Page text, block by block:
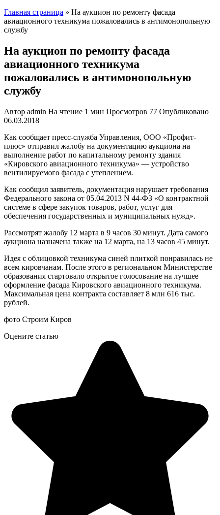
Главная страница » На аукцион по ремонту фасада
авиационного техникума пожаловались в антимонопольную
службу
На аукцион по ремонту фасада
авиационного техникума
пожаловались в антимонопольную
службу
Автор admin На чтение 1 мин Просмотров 77 Опубликовано
06.03.2018
Как сообщает пресс-служба Управления, ООО «Профит-
плюс» отправил жалобу на документацию аукциона на
выполнение работ по капитальному ремонту здания
«Кировского авиационного техникума» — устройство
вентилируемого фасада с утеплением.
Как сообщил заявитель, документация нарушает требования
Федерального закона от 05.04.2013 N 44-ФЗ «О контрактной
системе в сфере закупок товаров, работ, услуг для
обеспечения государственных и муниципальных нужд».
Рассмотрят жалобу 12 марта в 9 часов 30 минут. Дата самого
аукциона назначена также на 12 марта, на 13 часов 45 минут.
Идея с облицовкой техникума синей плиткой понравилась не
всем кировчанам. После этого в региональном Министерстве
образования стартовало открытое голосование на лучшее
оформление фасада Кировского авиационного техникума.
Максимальная цена контракта составляет 8 млн 616 тыс.
рублей.
фото Строим Киров
Оцените статью